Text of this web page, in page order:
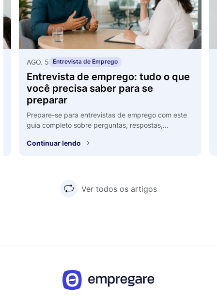
AGO. 5 Entrevista de Emprego
Entrevista de emprego: tudo o que
você precisa saber para se
preparar
Prepare-se para entrevistas de emprego com este
guia completo sobre perguntas, respostas,
Continuar lendo
Ver todos os artigos